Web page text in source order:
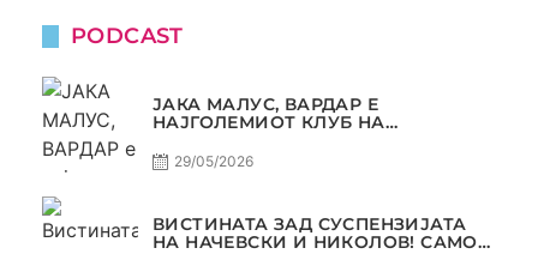
PODCAST
ЈАКА МАЛУС, ВАРДАР Е
НАЈГОЛЕМИОТ КЛУБ НА
29/05/2026
ВИСТИНАТА ЗАД СУСПЕНЗИЈАТА
НА НАЧЕВСКИ И НИКОЛОВ! САМО